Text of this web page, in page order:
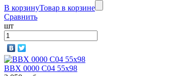
В корзинуТовар в корзине
Сравнить
шт
BBX 0000 C04 55x98